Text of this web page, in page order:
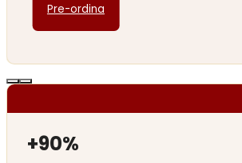
Pre-ordina
+90%